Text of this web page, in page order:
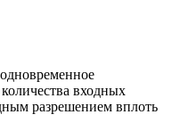
входных
разрешением вплоть